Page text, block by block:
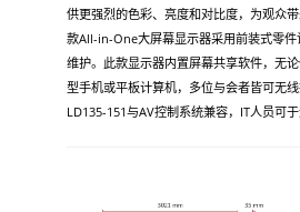
供更强烈的色彩、亮度和对比度，为观众
款All-in-One大屏幕显示器采用前装式零件
维护。此款显示器内置屏幕共享软件，无
型手机或平板计算机，多位与会者皆可无
LD135-151与AV控制系统兼容，IT人员可于